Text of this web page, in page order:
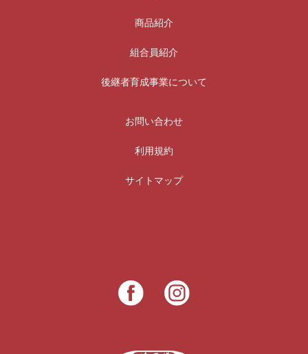
商品紹介
組合員紹介
後継者育成事業について
お問い合わせ
利用規約
サイトマップ